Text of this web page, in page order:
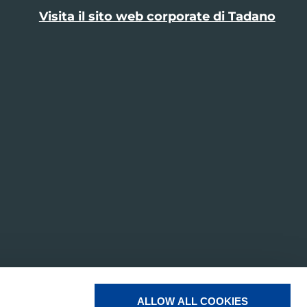
ALLOW ALL COOKIES
Visita il sito web corporate di Tadano